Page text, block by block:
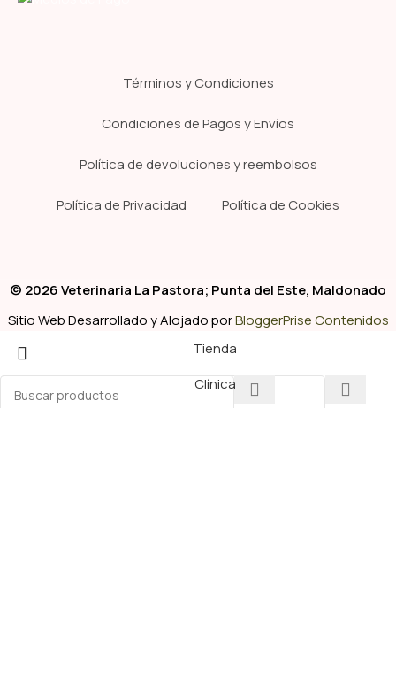
Términos y Condiciones
Condiciones de Pagos y Envíos
Política de devoluciones y reembolsos
Política de Privacidad Política de Cookies
© 2026 Veterinaria La Pastora; Punta del Este, Maldonado
Sitio Web Desarrollado y Alojado porBloggerPrise Contenidos
Tienda
Clínica